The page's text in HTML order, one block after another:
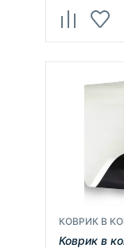
КОВРИК В
Коврик в